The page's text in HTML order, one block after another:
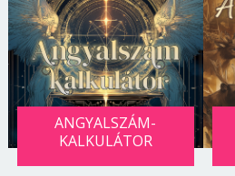
ANGYALSZÁM-
KALKULÁTOR